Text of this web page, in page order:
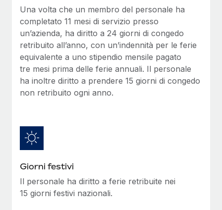
Una volta che un membro del personale ha
completato 11 mesi di servizio presso
un’azienda, ha diritto a 24 giorni di congedo
retribuito all’anno, con un’indennità per le ferie
equivalente a uno stipendio mensile pagato
tre mesi prima delle ferie annuali. Il personale
ha inoltre diritto a prendere 15 giorni di congedo
non retribuito ogni anno.
Giorni festivi
Il personale ha diritto a ferie retribuite nei
15 giorni festivi nazionali.